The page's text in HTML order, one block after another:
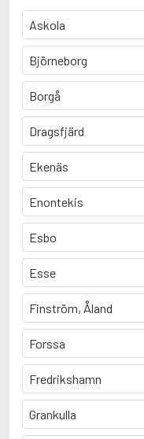
Askola
Björneborg
Borgå
Dragsfjärd
Ekenäs
Enontekis
Esbo
Esse
Finström, Åland
Forssa
Fredrikshamn
Grankulla